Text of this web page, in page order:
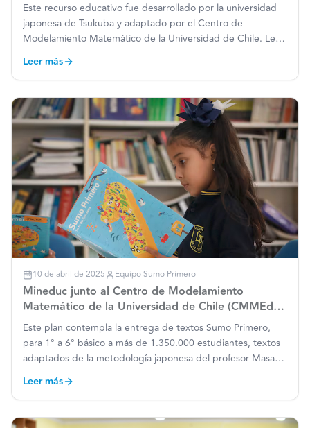
Este recurso educativo fue desarrollado por la universidad
japonesa de Tsukuba y adaptado por el Centro de
Modelamiento Matemático de la Universidad de Chile. Leer
más: https://www.publimetro.cl/noticias/2025/04/10/sumo-
primero-el-plan-del-mineduc-para-mejorar-el-aprendizaje-
de-l…
Leer más
10 de abril de 2025 Equipo Sumo Primero
Mineduc junto al Centro de Modelamiento
Matemático de la Universidad de Chile (CMMEdu),
lanzan el “Plan Nacional Sumo Primero”
Este plan contempla la entrega de textos Sumo Primero,
para 1° a 6° básico a más de 1.350.000 estudiantes, textos
adaptados de la metodología japonesa del profesor Masami
Isoda, formación docente en todo el país y un asistente con
inteligencia artificial. La estrategia busca reno
Leer más